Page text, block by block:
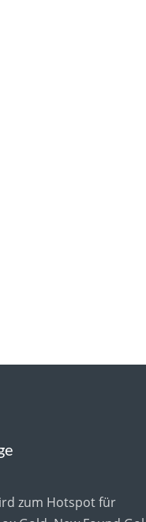
zum Hotspot für